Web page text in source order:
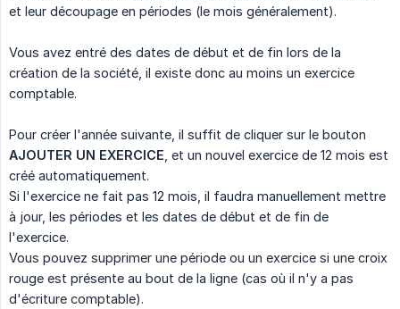
et leur découpage en périodes (le mois généralement).
Vous avez entré des dates de début et de fin lors de la
création de la société, il existe donc au moins un exercice
comptable.
Pour créer l'année suivante, il suffit de cliquer sur le bouton
AJOUTER UN EXERCICE , et un nouvel exercice de 12 mois est
créé automatiquement.
Si l'exercice ne fait pas 12 mois, il faudra manuellement mettre
à jour, les périodes et les dates de début et de fin de
l'exercice.
Vous pouvez supprimer une période ou un exercice si une croix
rouge est présente au bout de la ligne (cas où il n'y a pas
d'écriture comptable).